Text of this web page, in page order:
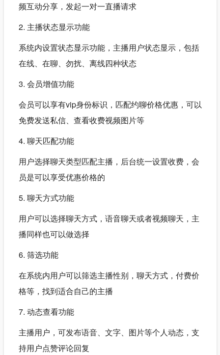
频互动分享，发起一对一直播请求
2. 主播状态显示功能
系统内设置状态显示功能，主播用户状态显示，包括
在线、在聊、勿扰、离线四种状态
3. 会员增值功能
会员可以享有vip身份标识，匹配约聊价格优惠，可以
免费发送私信、查看收费视频图片等
4. 聊天匹配功能
用户选择聊天类型匹配主播，后台统一设置收费，会
员是可以享受优惠价格的
5. 聊天方式功能
用户可以选择聊天方式，语音聊天或者视频聊天，主
播同样也可以做选择
6. 筛选功能
在系统内用户可以筛选主播性别，聊天方式，付费价
格等，找到适合自己的主播
7. 动态查看功能
主播用户，可发布语音、文字、图片等个人动态，支
持用户点赞评论回复